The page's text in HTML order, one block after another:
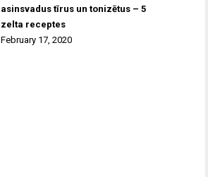
asinsvadus tīrus un tonizētus – 5
zelta receptes
February 17, 2020